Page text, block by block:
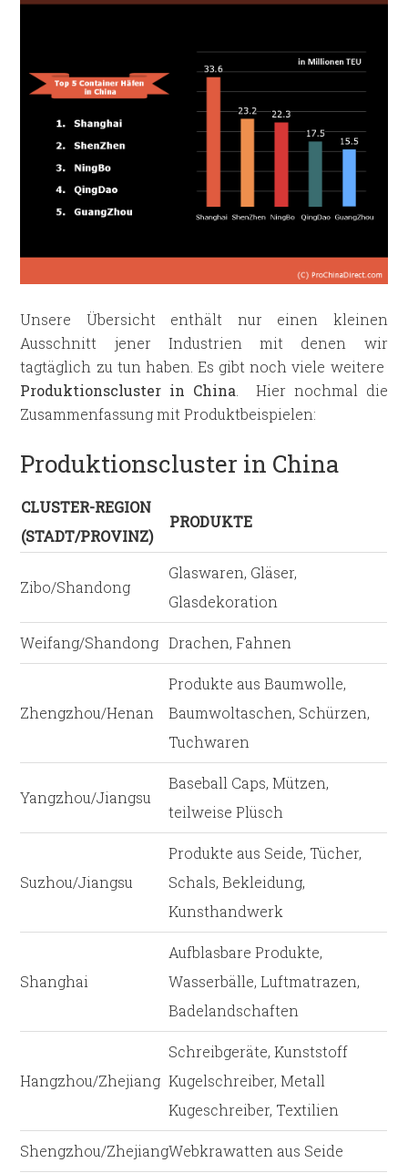
Unsere Übersicht enthält nur einen kleinen
Ausschnitt jener Industrien mit denen wir
tagtäglich zu tun haben. Es gibt noch viele weitere
Produktionscluster in China . Hier nochmal die
Zusammenfassung mit Produktbeispielen:
Produktionscluster in China
CLUSTER-REGION
(STADT/PROVINZ)
PRODUKTE
Zibo/Shandong
Glaswaren, Gläser,
Glasdekoration
Weifang/Shandong Drachen, Fahnen
Zhengzhou/Henan
Produkte aus Baumwolle,
Baumwoltaschen, Schürzen,
Tuchwaren
Yangzhou/Jiangsu
Baseball Caps, Mützen,
teilweise Plüsch
Suzhou/Jiangsu
Produkte aus Seide, Tücher,
Schals, Bekleidung,
Kunsthandwerk
Shanghai
Aufblasbare Produkte,
Wasserbälle, Luftmatrazen,
Badelandschaften
Hangzhou/Zhejiang
Schreibgeräte, Kunststoff
Kugelschreiber, Metall
Kugeschreiber, Textilien
Shengzhou/ZhejiangWebkrawatten aus Seide